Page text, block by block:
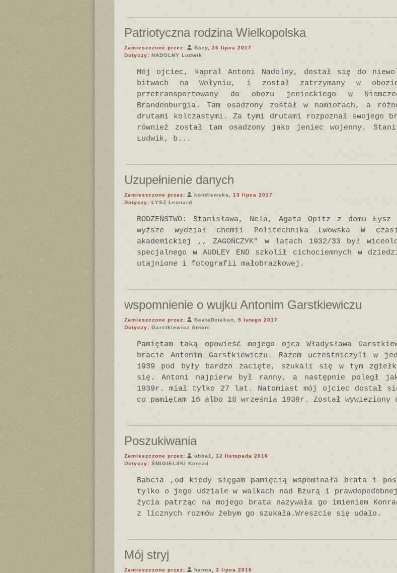
Patriotyczna rodzina Wielkopolska
Zamieszczone przez: Bozy , 26 lipca 2017
Dotyczy: NADOLNY Ludwik
Mój ojciec, kapral Antoni Nadolny, dostał się do
bitwach na Wołyniu, i został zatrzymany w
przetransportowany do obozu jenieckiego w
Brandenburgia. Tam osadzony został w namiotach, a
drutami kolczastymi. Za tymi drutami rozpoznał swojego
również został tam osadzony jako jeniec wojenny.
Ludwik, b...
Uzupełnienie danych
Zamieszczone przez: kondlewska
, 13 lipca 2017
Dotyczy: ŁYSZ Leonard
RODZEŃSTWO: Stanisława, Nela, Agata Opitz z domu
wyższe wydział chemii Politechnika Lwowska W
akademickiej ,, ZAGOŃCZYK" w latach 1932/33 był
specjalnego w AUDLEY END szkolił cichociemnych w
utajnione i fotografii małobrazkowej.
wspomnienie o wujku Antonim Garstkiewiczu
Zamieszczone przez: BeataDziekan , 5 lutego 2017
Dotyczy: Garstkiewicz Antoni
Pamiętam taką opowieść mojego ojca Władysława
bracie Antonim Garstkiewiczu. Razem uczestniczyli w
1939 pod były bardzo zacięte, szukali się w tym
się. Antoni najpierw był ranny, a następnie poległ jak
1939r. miał tylko 27 lat. Natomiast mój ojciec dostał
co pamiętam 16 albo 18 września 1939r. Został wywieziony
Poszukiwania
Zamieszczone przez: ubba1
, 12 listopada 2016
Dotyczy: ŚMIGIELSKI Konrad
Babcia ,od kiedy sięgam pamięcią wspominała brata i
tylko o jego udziale w walkach nad Bzurą i
życia patrząc na mojego brata nazywała go imieniem
z licznych rozmów żebym go szukała.Wreszcie się udało.
Mój stryj
Zamieszczone przez: hanna
, 3 lipca 2016